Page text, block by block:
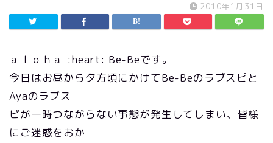
2010年1月31日
ａｌｏｈａ :heart: Be-Beです。
今日はお昼から夕方頃にかけてBe-Beのラブスピと
Ayaのラブス
ピが一時つながらない事態が発生してしまい、皆様
にご迷惑をおか